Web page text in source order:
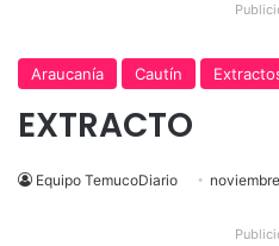
Araucanía Cautín
EXTRACTO
Equipo TemucoDiario